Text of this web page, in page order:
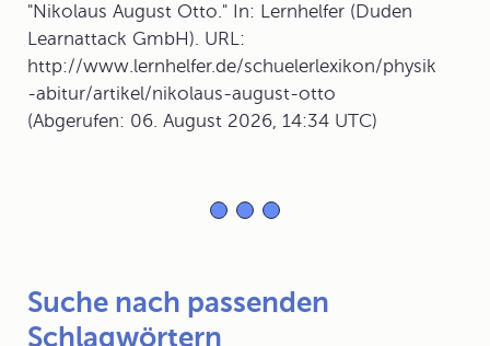
"Nikolaus August Otto." In: Lernhelfer (Duden
Learnattack GmbH). URL:
http://www.lernhelfer.de/schuelerlexikon/physik
-abitur/artikel/nikolaus-august-otto
(Abgerufen: 06. August 2026, 14:34 UTC)
Suche nach passenden
Schlagwörtern